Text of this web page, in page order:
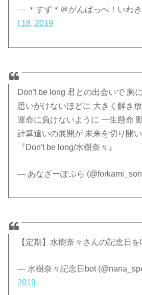
— ＊すず＊＠がんばっぺ！いわ
l 18, 2019
Don't be long 君との出会いで 胸
思いがけないほどに 大きく解き
運命に負けないように 一生懸命
計算違いの展開が 未来を切り開い
『Don't be long/水樹奈々』
— あなざーぽぷら
【定期】水樹奈々さんの記念日
— 水樹奈々記念日bot
2019